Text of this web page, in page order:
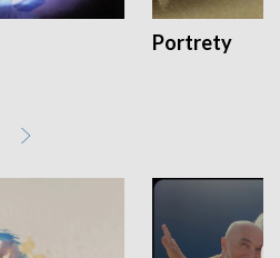
Portrety